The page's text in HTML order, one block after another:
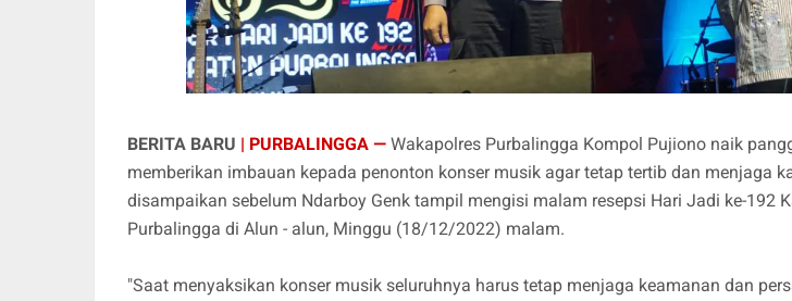
BERITA BARU | PURBALINGGA — Wakapolres Purbalingga Kompol Pujiono naik
memberikan imbauan kepada penonton konser musik agar tetap tertib dan menjaga
disampaikan sebelum Ndarboy Genk tampil mengisi malam resepsi Hari Jadi ke-192
Purbalingga di Alun - alun, Minggu (18/12/2022) malam.
"Saat menyaksikan konser musik seluruhnya harus tetap menjaga keamanan dan